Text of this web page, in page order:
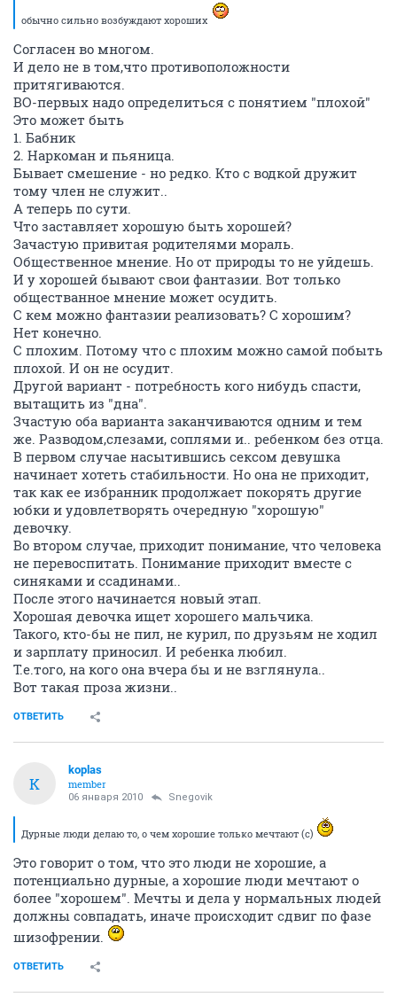
обычно сильно возбуждают хороших
Согласен во многом.
И дело не в том,что противоположности
притягиваются.
ВО-первых надо определиться с понятием "плохой"
Это может быть
1. Бабник
2. Наркоман и пьяница.
Бывает смешение - но редко. Кто с водкой дружит
тому член не служит..
А теперь по сути.
Что заставляет хорошую быть хорошей?
Зачастую привитая родителями мораль.
Общественное мнение. Но от природы то не уйдешь.
И у хорошей бывают свои фантазии. Вот только
обществанное мнение может осудить.
С кем можно фантазии реализовать? С хорошим?
Нет конечно.
С плохим. Потому что с плохим можно самой побыть
плохой. И он не осудит.
Другой вариант - потребность кого нибудь спасти,
вытащить из "дна".
Зчастую оба варианта заканчиваются одним и тем
же. Разводом,слезами, соплями и.. ребенком без отца.
В первом случае насытившись сексом девушка
начинает хотеть стабильности. Но она не приходит,
так как ее избранник продолжает покорять другие
юбки и удовлетворять очередную "хорошую"
девочку.
Во втором случае, приходит понимание, что человека
не перевоспитать. Понимание приходит вместе с
синяками и ссадинами..
После этого начинается новый этап.
Хорошая девочка ищет хорошего мальчика.
Такого, кто-бы не пил, не курил, по друзьям не ходил
и зарплату приносил. И ребенка любил.
Т.е.того, на кого она вчера бы и не взглянула..
Вот такая проза жизни..
ОТВЕТИТЬ
K
koplas
member
06 января 2010 Snegovik
Дурные люди делаю то, о чем хорошие только мечтают (с)
Это говорит о том, что это люди не хорошие, а
потенциально дурные, а хорошие люди мечтают о
более "хорошем". Мечты и дела у нормальных людей
должны совпадать, иначе происходит сдвиг по фазе
шизофрении.
ОТВЕТИТЬ